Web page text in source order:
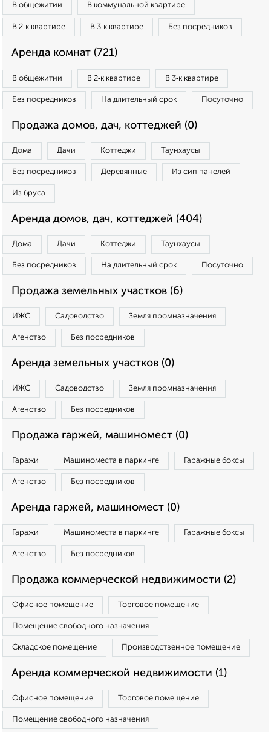
В общежитии В коммунальной квартире
В 2‑к квартире В 3‑к квартире Без посредников
Аренда комнат (721)
В общежитии В 2‑к квартире В 3‑к квартире
Без посредников На длительный срок Посуточно
Продажа домов, дач, коттеджей (0)
Дома Дачи Коттеджи Таунхаусы
Без посредников Деревянные Из сип панелей
Из бруса
Аренда домов, дач, коттеджей (404)
Дома Дачи Коттеджи Таунхаусы
Без посредников На длительный срок Посуточно
Продажа земельных участков (6)
ИЖС Садоводство Земля промназначения
Агенство Без посредников
Аренда земельных участков (0)
ИЖС Садоводство Земля промназначения
Агенство Без посредников
Продажа гаржей, машиномест (0)
Гаражи Машиноместа в паркинге Гаражные боксы
Агенство Без посредников
Аренда гаржей, машиномест (0)
Гаражи Машиноместа в паркинге Гаражные боксы
Агенство Без посредников
Продажа коммерческой недвижимости (2)
Офисное помещение Торговое помещение
Помещение свободного назначения
Складское помещение Производственное помещение
Аренда коммерческой недвижимости (1)
Офисное помещение Торговое помещение
Помещение свободного назначения